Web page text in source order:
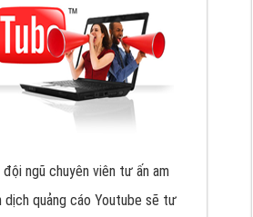
bạn tìm hiểu về các hình thức
facebook, ưu và nhược điểm
cáo facebook hiện nay.